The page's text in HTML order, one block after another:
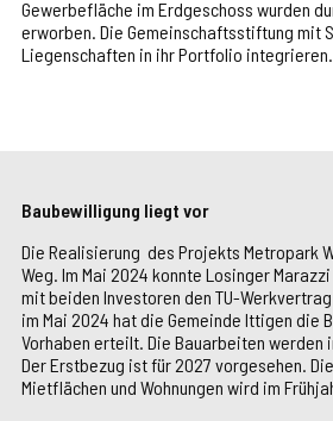
Gewerbefläche im Erdgeschoss wurden
erworben. Die Gemeinschaftsstiftung mit
Liegenschaften in ihr Portfolio integrieren.
Baubewilligung liegt vor
Die Realisierung des Projekts Metropark
Weg. Im Mai 2024 konnte Losinger
mit beiden Investoren den TU-
im Mai 2024 hat die Gemeinde Ittigen die
Vorhaben erteilt. Die Bauarbeiten werden
Der Erstbezug ist für 2027 vorgesehen.
Mietflächen und Wohnungen wird im